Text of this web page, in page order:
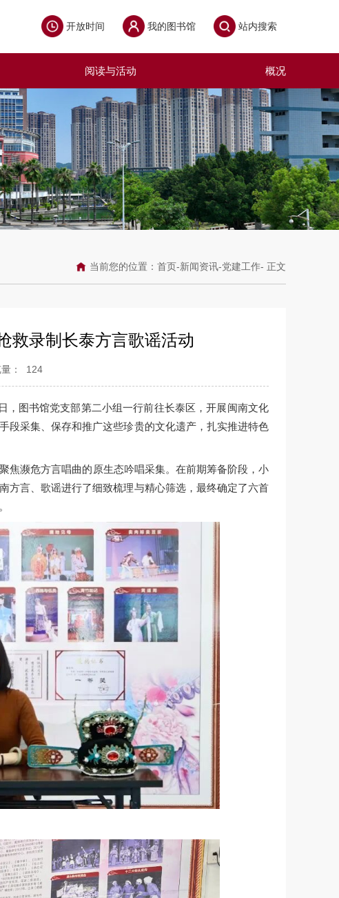
开放时间 我的图书馆 站内搜索
阅读与活动 概况
当前您的位置： 首页-新闻资讯-党建工作- 正文
录制长泰方言歌谣活动
： 124
，图书馆党支部第二小组一行前往长泰区，开展闽南文化
段采集、保存和推广这些珍贵的文化遗产，扎实推进特色
焦濒危方言唱曲的原生态吟唱采集。在前期筹备阶段，小
方言、歌谣进行了细致梳理与精心筛选，最终确定了六首